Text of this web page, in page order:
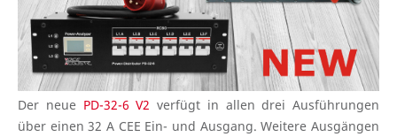
Der neue PD-32-6 V2 verfügt in allen drei Ausführungen
über einen 32 A CEE Ein- und Ausgang. Weitere Ausgängen